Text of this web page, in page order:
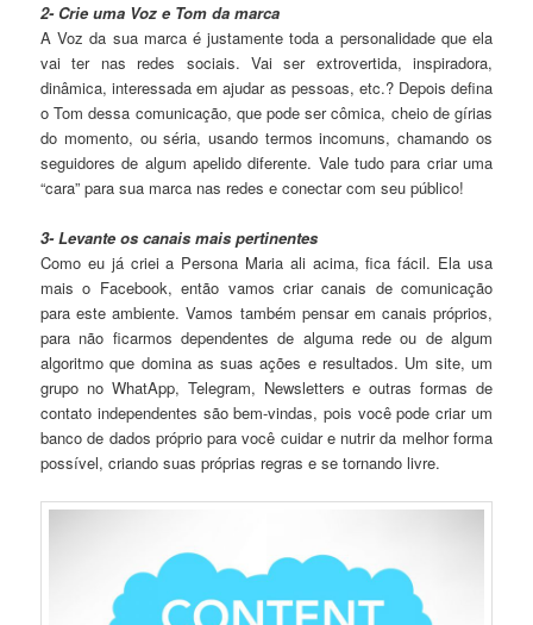
2- Crie uma Voz e Tom da marca
A Voz da sua marca é justamente toda a personalidade que ela
vai ter nas redes sociais. Vai ser extrovertida, inspiradora,
dinâmica, interessada em ajudar as pessoas, etc.? Depois defina
o Tom dessa comunicação, que pode ser cômica, cheio de gírias
do momento, ou séria, usando termos incomuns, chamando os
seguidores de algum apelido diferente. Vale tudo para criar uma
“cara” para sua marca nas redes e conectar com seu público!
3- Levante os canais mais pertinentes
Como eu já criei a Persona Maria ali acima, fica fácil. Ela usa
mais o Facebook, então vamos criar canais de comunicação
para este ambiente. Vamos também pensar em canais próprios,
para não ficarmos dependentes de alguma rede ou de algum
algoritmo que domina as suas ações e resultados. Um site, um
grupo no WhatApp, Telegram, Newsletters e outras formas de
contato independentes são bem-vindas, pois você pode criar um
banco de dados próprio para você cuidar e nutrir da melhor forma
possível, criando suas próprias regras e se tornando livre.